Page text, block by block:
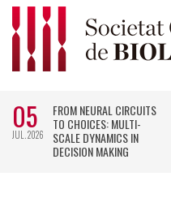
05
JUL. 2026
FROM NEURAL CIRCUITS
TO CHOICES: MULTI-
SCALE DYNAMICS IN
DECISION MAKING